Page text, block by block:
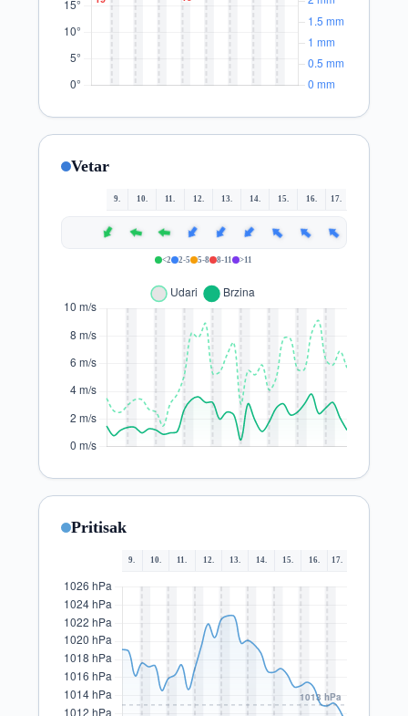
Vetar
9. 10. 11. 12. 13. 14. 15. 16. 17.
Pritisak
9. 10. 11. 12. 13. 14. 15. 16. 17.